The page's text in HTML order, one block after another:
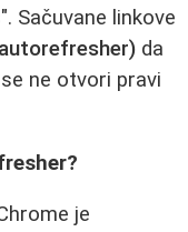
Sačuvane linkove
da
ne otvori pravi
je